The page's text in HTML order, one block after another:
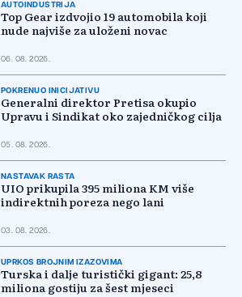
AUTOINDUSTRIJA
Top Gear izdvojio 19 automobila koji
nude najviše za uloženi novac
06. 08. 2026.
POKRENUO INICIJATIVU
Generalni direktor Pretisa okupio
Upravu i Sindikat oko zajedničkog cilja
05. 08. 2026.
NASTAVAK RASTA
UIO prikupila 395 miliona KM više
indirektnih poreza nego lani
03. 08. 2026.
UPRKOS BROJNIM IZAZOVIMA
Turska i dalje turistički gigant: 25,8
miliona gostiju za šest mjeseci